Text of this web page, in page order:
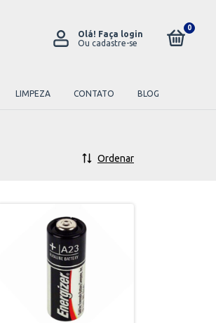
Olá! Faça login
Ou cadastre-se
0
LIMPEZA CONTATO BLOG
Ordenar